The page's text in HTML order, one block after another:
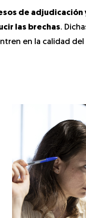
de adjudicación
las brechas.
en la calidad